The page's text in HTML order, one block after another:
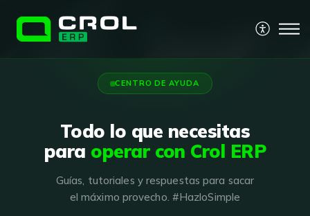
CENTRO DE AYUDA
Todo lo que necesitas
para operar con Crol ERP
Guías, tutoriales y respuestas para sacar
el máximo provecho. #HazloSimple